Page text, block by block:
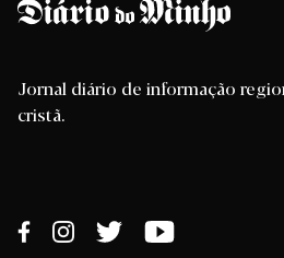
Jornal diário de informação
cristã.